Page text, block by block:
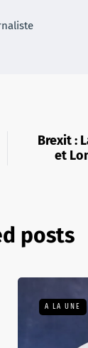
Brexit :
et
posts
A LA UNE